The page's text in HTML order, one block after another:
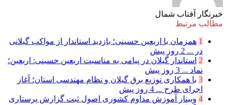
خبرنگار آفتاب شمال
مطالب مرتبط
1 همزمان با اربعین حسینی؛ بازدید استاندار از مواکب گیلانی
در ... 2 روز پیش
2 استاندار گیلان در پیامی به مناسبت اربعین حسینی: اربعین؛
نماد ... 3 روز پیش
3 با همکاری توزیع برق گیلان و نظام مهندسی استان؛ آغاز
اجرای طرح ... 4 روز پیش
4 وبینار آموزش مداوم کشوری اصول ثبت گزارش پرستاری